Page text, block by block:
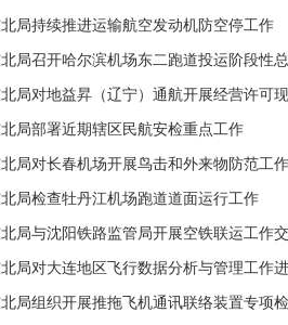
局持续推进运输航空发动机防空停工作
局召开哈尔滨机场东二跑道投运阶段性
局对地益昇（辽宁）通航开展经营许可
局部署近期辖区民航安检重点工作
局对长春机场开展鸟击和外来物防范工
局检查牡丹江机场跑道道面运行工作
局与沈阳铁路监管局开展空铁联运工作
局对大连地区飞行数据分析与管理工作
局组织开展推拖飞机通讯联络装置专项